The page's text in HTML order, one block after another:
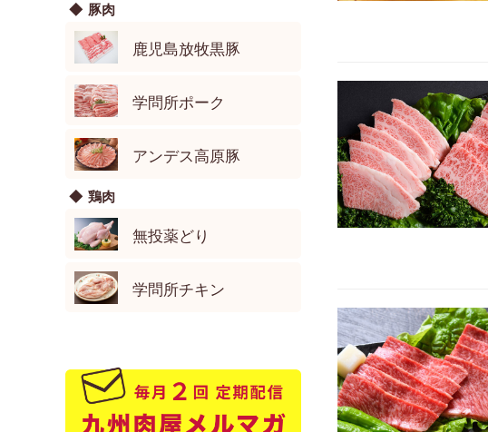
豚肉
鹿児島放牧黒豚
学問所ポーク
アンデス高原豚
鶏肉
無投薬どり
学問所チキン